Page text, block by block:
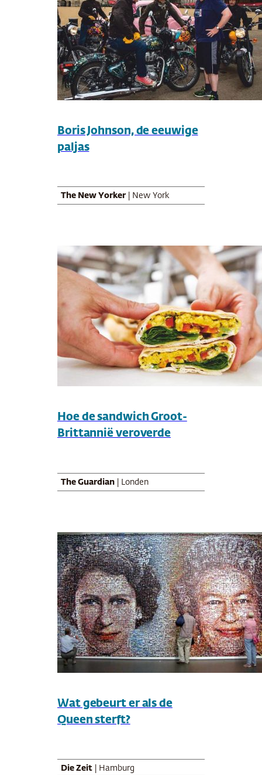
Boris Johnson, de eeuwige
paljas
The New Yorker| New York
Hoe de sandwich Groot-
Brittannië veroverde
The Guardian | Londen
Wat gebeurt er als de
Queen sterft?
Die Zeit | Hamburg